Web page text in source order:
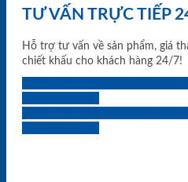
TƯ VẤN TRỰC TIẾP
Hỗ trợ tư vấn về sản phẩm, giá
chiết khấu cho khách hàng 24/7!